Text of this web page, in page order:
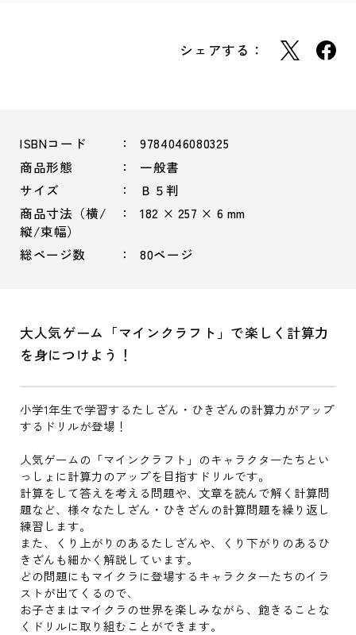
シェアする：
ISBNコード
9784046080325
商品形態
一般書
サイズ
Ｂ５判
商品寸法（横/
縦/束幅）
182 × 257 × 6 mm
総ページ数 80ページ
大人気ゲーム「マインクラフト」で楽しく計算力
を身につけよう！
小学1年生で学習するたしざん・ひきざんの計算力がアップ
するドリルが登場！
人気ゲームの「マインクラフト」のキャラクターたちとい
っしょに計算力のアップを目指すドリルです。
計算をして答えを考える問題や、文章を読んで解く計算問
題など、様々なたしざん・ひきざんの計算問題を繰り返し
練習します。
また、くり上がりのあるたしざんや、くり下がりのあるひ
きざんも細かく解説しています。
どの問題にもマイクラに登場するキャラクターたちのイラ
ストが出てくるので、
お子さまはマイクラの世界を楽しみながら、飽きることな
くドリルに取り組むことができます。